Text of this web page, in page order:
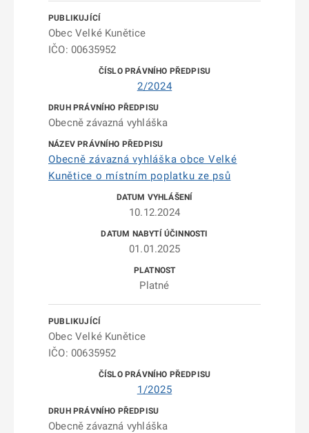
Obec Velké Kunětice
IČO: 00635952
2/2024
Obecně závazná vyhláška
Obecně závazná vyhláška obce Velké
Kunětice o místním poplatku ze psů
10.12.2024
01.01.2025
Platné
Obec Velké Kunětice
IČO: 00635952
1/2025
Obecně závazná vyhláška